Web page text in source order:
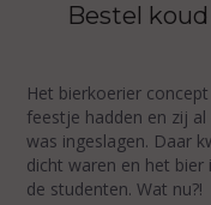
Bestel
Het bierkoerier
feestje hadden en zij
was ingeslagen. Daar
dicht waren en het
de studenten. Wat nu?!